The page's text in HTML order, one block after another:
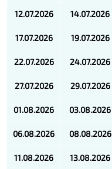
12.07.2026 14.07.2026
17.07.2026 19.07.2026
22.07.2026 24.07.2026
27.07.2026 29.07.2026
01.08.2026 03.08.2026
06.08.2026 08.08.2026
11.08.2026 13.08.2026